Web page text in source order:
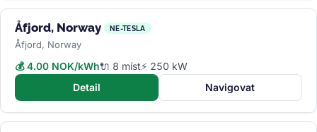
Åfjord, Norway NE-TESLA
Åfjord, Norway
💰 4.00 NOK/kWh🔌 8 míst⚡ 250 kW
Detail
Navigovat